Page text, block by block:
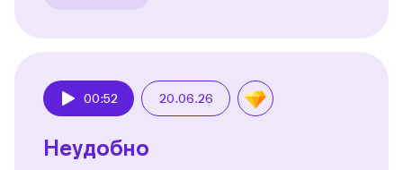
00:52 20.06.26
Неудобно